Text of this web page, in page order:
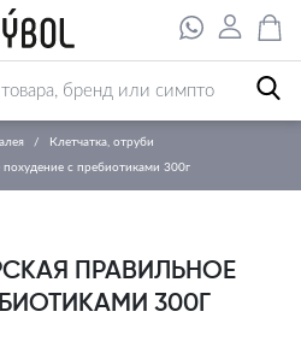
Клетчатка, отруби
с пребиотиками 300г
ПРАВИЛЬНОЕ
300Г